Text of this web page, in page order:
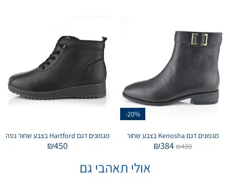
-20%
מגפונים דגם Kenosha בצבע שחור
₪480
₪384
מגפונים דגם Hartford בצבע שחור נפה
₪450
אולי תאהבי גם